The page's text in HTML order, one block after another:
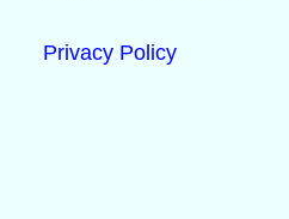
Privacy Policy